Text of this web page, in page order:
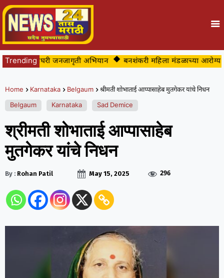
Trending
घरोघरी जनजागृती अभियान बनशंकरी महिला मंडळाच्या आरोग्य व नेत्र
Home Karnataka Belgaum
श्रीमती शोभाताई आप्पासाहेब मुतगेकर यांचे निधन
Belgaum
Karnataka Sad Demice
श्रीमती शोभाताई आप्पासाहेब
मुतगेकर यांचे निधन
By : Rohan Patil May 15, 2025 296